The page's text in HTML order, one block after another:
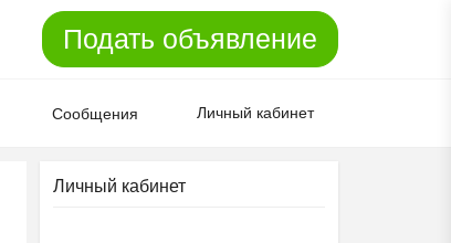
Подать объявление
Сообщения Личный кабинет
Личный кабинет